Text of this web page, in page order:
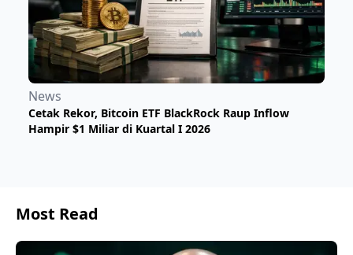
News
Cetak Rekor, Bitcoin ETF BlackRock Raup Inflow
Hampir $1 Miliar di Kuartal I 2026
Most Read